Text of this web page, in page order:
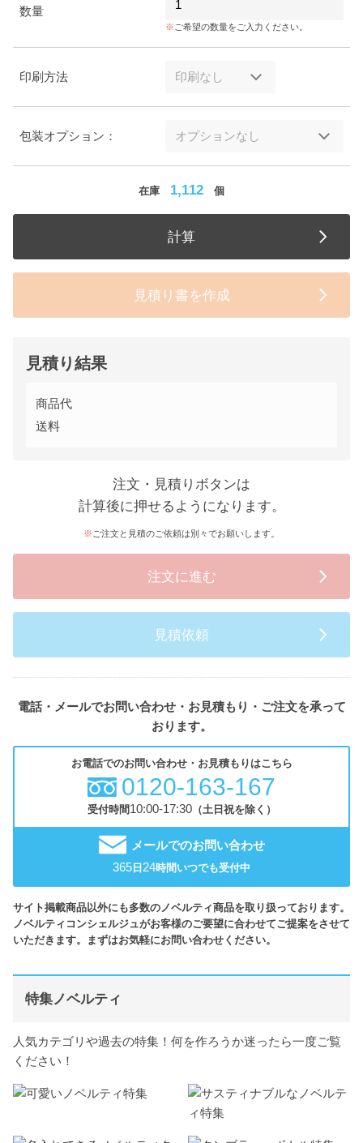
数量
ご希望の数量をご入力ください。
印刷方法
包装オプション：
在庫 1,112 個
計算
見積り書を作成
見積り結果
商品代
送料
注文・見積りボタンは
計算後に押せるようになります。
ご注文と見積のご依頼は別々でお願いします。
注文に進む
見積依頼
電話・メールでお問い合わせ・お見積もり・ご注文を承って
おります。
お電話でのお問い合わせ・お見積もりはこちら
0120-163-167
受付時間10:00-17:30（土日祝を除く）
メールでのお問い合わせ
365 日 24時間いつでも受付中
サイト掲載商品以外にも多数のノベルティ商品を取り扱っております。
ノベルティコンシェルジュがお客様のご要望に合わせてご提案をさせて
いただきます。まずはお気軽にお問い合わせください。
特集ノベルティ
人気カテゴリや過去の特集！何を作ろうか迷ったら一度ご覧
ください！